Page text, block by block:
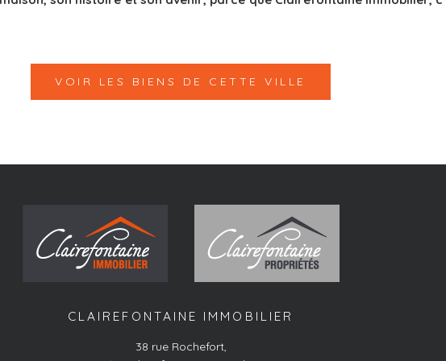
VOIR LES BIENS DE CETTE VILLE
CLAIREFONTAINE IMMOBILIER
38 rue Rochefort,